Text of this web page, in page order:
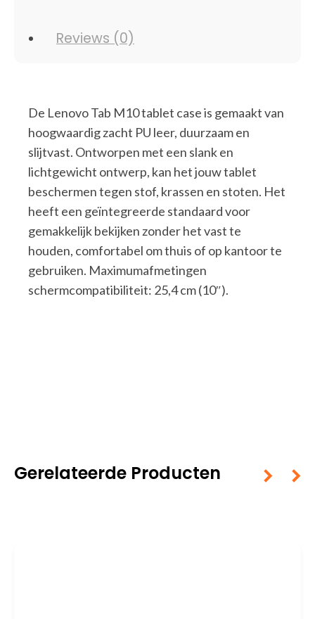
Reviews (0)
De Lenovo Tab M10 tablet case is gemaakt van
hoogwaardig zacht PU leer, duurzaam en
slijtvast. Ontworpen met een slank en
lichtgewicht ontwerp, kan het jouw tablet
beschermen tegen stof, krassen en stoten. Het
heeft een geïntegreerde standaard voor
gemakkelijk bekijken zonder het vast te
houden, comfortabel om thuis of op kantoor te
gebruiken. Maximumafmetingen
schermcompatibiliteit: 25,4 cm (10″).
Gerelateerde Producten